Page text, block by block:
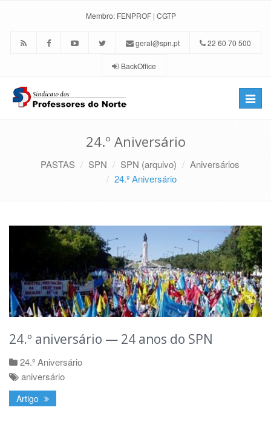
Membro: FENPROF | CGTP
geral@spn.pt 22 60 70 500
BackOffice
Toggle
24.º Aniversário
PASTAS SPN SPN (arquivo)
Aniversários
24.º Aniversário
24.º aniversário — 24 anos do SPN
24.º Aniversário
aniversário
Artigo